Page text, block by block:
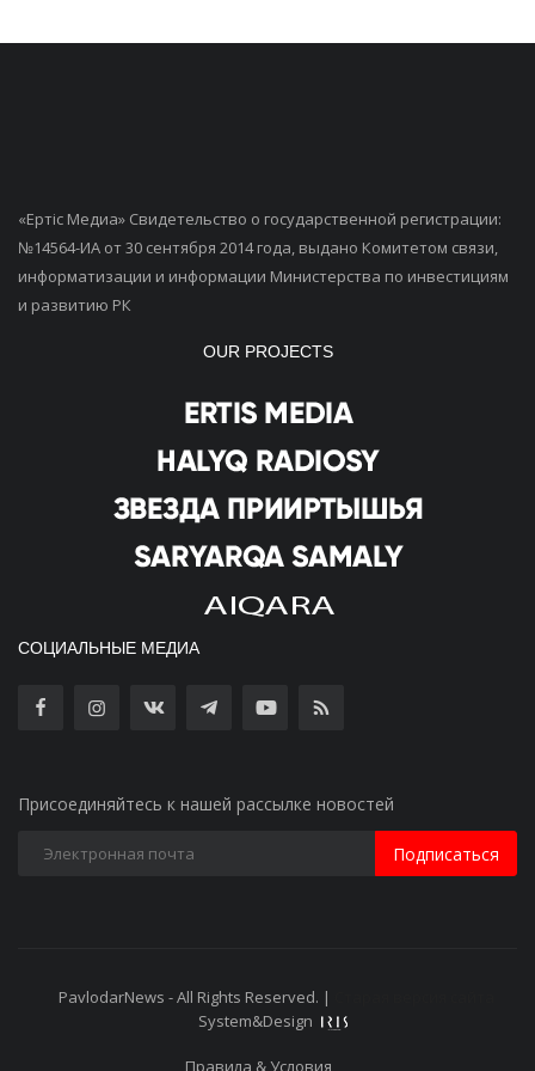
«Ертiс Медиа» Свидетельство о государственной регистрации:
№14564-ИА от 30 сентября 2014 года, выдано Комитетом связи,
информатизации и информации Министерства по инвестициям
и развитию РК
OUR PROJECTS
СОЦИАЛЬНЫЕ МЕДИА
Присоединяйтесь к нашей рассылке новостей
Подписаться
PavlodarNews - All Rights Reserved. |
System&Design
Правила & Условия